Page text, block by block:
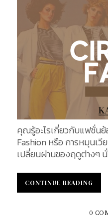
รนด์เนมมือสอง เพื่อรับร
จากทางร้าน 2. เปรียบเทียบสินค้าจาก Website
Official ...
ต้องใช้เงินจำนวนมากใน
ซึ่งบางอย่างเป็นการสิ้นเ
พบว่าผู้บริโภคส่วนใหญ่
สอง ด้วยเหตุผลหลัก ๆ
รนด์เนมจะมีหลากหลาย
ทั้งนี้ขึ้นอยู่กับแบรนด์รวมถึ
ราคาของสินค้ามือสอง
สินค้าใหม่ถึง 30% นั่นเ
รนด์เนมมือสอง จึงได้รับ
นับว่าเป็นการเปิดโอกาส
แบรนด์เนม แต่มีกำลังท
หนึ่ง รวมถึงกลุ่มคนที่มีสิน
จำเป็น ได้มีโอกาสได้นำอ
เพื่อนำสินค้าใหม่ ๆ ไปใช้หมุนเวียน It's
prevent waste เพราะโล
หมุนเวียนอยู่ตลอดเวลา ถ้
สินค้าแบรนด์เนมมือ 2 เรา
อยู่เฉย ๆ ที่บ้าน เป็นสิ่งขอ
คุณรู้อะไรเกี่ยวกับแฟชั่น
Fashion หรือ การหมุนเ
เปลี่ยนผ่านของฤดูต่างๆ
โด่งดังเป็นที่ต้องการขอ
แล้วใครกันละที่เป็นคนกำ
ตายตัว เพียงแต่แฟชั่นนั้น
CONTINUE READING
CONTINUE READING
0